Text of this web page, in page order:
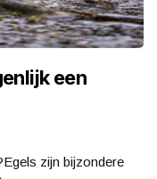
een
zijn bijzondere